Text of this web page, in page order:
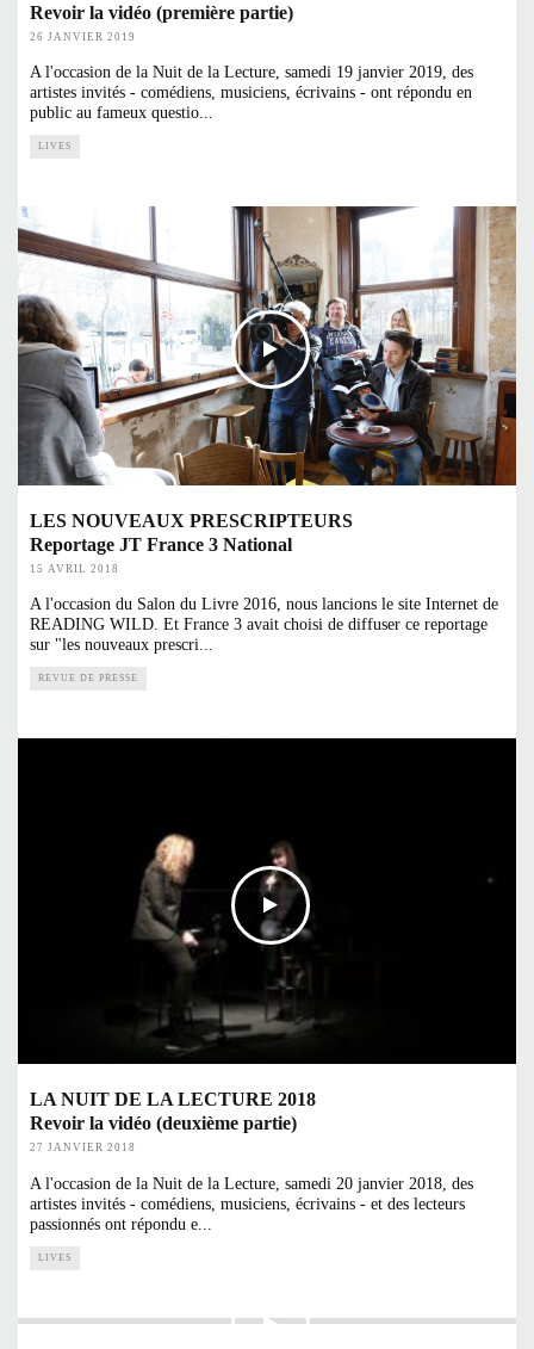
Revoir la vidéo (première partie)
26 JANVIER 2019
A l'occasion de la Nuit de la Lecture, samedi 19 janvier 2019, des
artistes invités - comédiens, musiciens, écrivains - ont répondu en
public au fameux questio...
LIVES
LES NOUVEAUX PRESCRIPTEURS
Reportage JT France 3 National
15 AVRIL 2018
A l'occasion du Salon du Livre 2016, nous lancions le site Internet de
READING WILD. Et France 3 avait choisi de diffuser ce reportage
sur "les nouveaux prescri
REVUE DE PRESSE
LA NUIT DE LA LECTURE 2018
Revoir la vidéo (deuxième partie)
27 JANVIER 2018
A l'occasion de la Nuit de la Lecture, samedi 20 janvier 2018, des
artistes invités - comédiens, musiciens, écrivains - et des lecteurs
passionnés ont répondu e
LIVES